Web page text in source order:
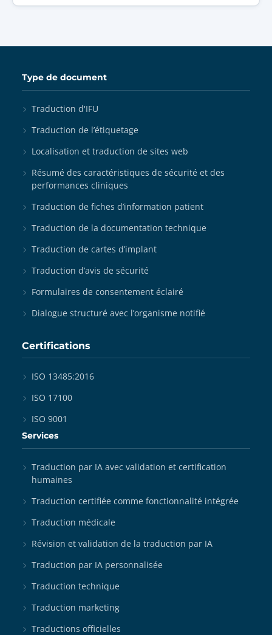
Type de document
Traduction d'IFU
Traduction de l’étiquetage
Localisation et traduction de sites web
Résumé des caractéristiques de sécurité et des
performances cliniques
Traduction de fiches d’information patient
Traduction de la documentation technique
Traduction de cartes d’implant
Traduction d’avis de sécurité
Formulaires de consentement éclairé
Dialogue structuré avec l’organisme notifié
Certifications
ISO 13485:2016
ISO 17100
ISO 9001
Services
Traduction par IA avec validation et certification
humaines
Traduction certifiée comme fonctionnalité intégrée
Traduction médicale
Révision et validation de la traduction par IA
Traduction par IA personnalisée
Traduction technique
Traduction marketing
Traductions officielles